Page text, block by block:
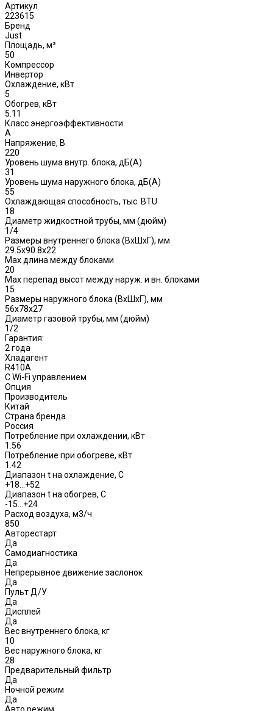
Артикул
223615
Бренд
Just
Площадь, м²
50
Компрессор
Инвертор
Охлаждение, кВт
5
Обогрев, кВт
5.11
Класс энергоэффективности
A
Напряжение, В
220
Уровень шума внутр. блока, дБ(А)
31
Уровень шума наружного блока, дБ(A)
55
Охлаждающая способность, тыс. BTU
18
Диаметр жидкостной трубы, мм (дюйм)
1/4
Размеры внутреннего блока (ВхШхГ), мм
29.5x90.8x22
Max длина между блоками
20
Max перепад высот между наруж. и вн. блоками
15
Размеры наружного блока (ВхШхГ), мм
56x78x27
Диаметр газовой трубы, мм (дюйм)
1/2
Гарантия:
2 года
Хладагент
R410A
С Wi-Fi управлением
Опция
Производитель
Китай
Страна бренда
Россия
Потребление при охлаждении, кВт
1.56
Потребление при обогреве, кВт
1.42
Диапазон t на охлаждение, С
+18...+52
Диапазон t на обогрев, С
-15…+24
Расход воздуха, м3/ч
850
Авторестарт
Да
Самодиагностика
Да
Непрерывное движение заслонок
Да
Пульт Д/У
Да
Дисплей
Да
Вес внутреннего блока, кг
10
Вес наружного блока, кг
28
Предварительный фильтр
Да
Ночной режим
Да
Авто режим